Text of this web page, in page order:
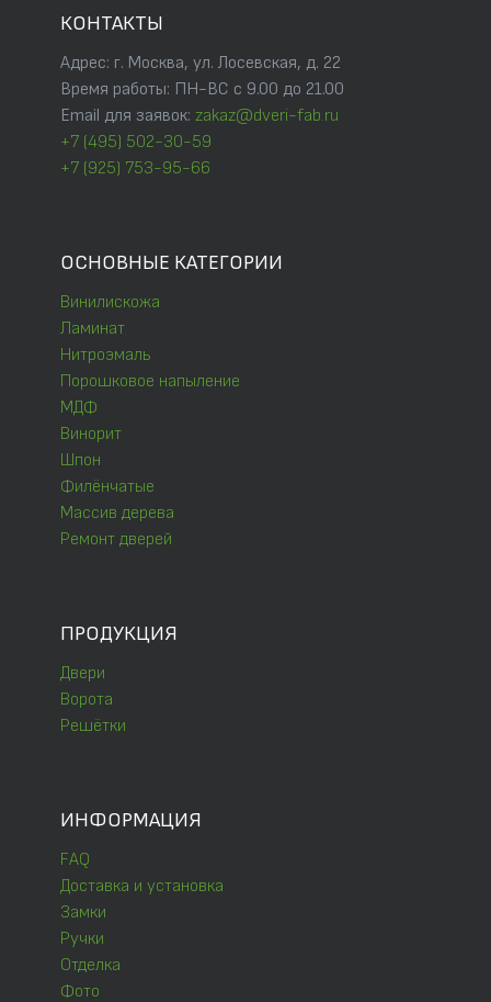
КОНТАКТЫ
Адрес: г. Москва, ул. Лосевская, д. 22
Время работы: ПН-ВС с 9.00 до 21.00
Email для заявок: zakaz@dveri-fab.ru
+7 (495) 502-30-59
+7 (925) 753-95-66
ОСНОВНЫЕ КАТЕГОРИИ
Винилискожа
Ламинат
Нитроэмаль
Порошковое напыление
МДФ
Винорит
Шпон
Филёнчатые
Массив дерева
Ремонт дверей
ПРОДУКЦИЯ
Двери
Ворота
Решётки
ИНФОРМАЦИЯ
FAQ
Доставка и установка
Замки
Ручки
Отделка
Фото